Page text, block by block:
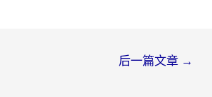
后一篇文章 →